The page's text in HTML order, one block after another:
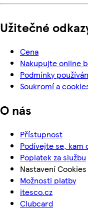
Užitečné
Cena
Nakupujte online
Podmínky
Soukromí a
O nás
Přístupnost
Podívejte se, kam
Poplatek za službu
Nastavení Cookies
Možnosti platby
itesco.cz
Clubcard